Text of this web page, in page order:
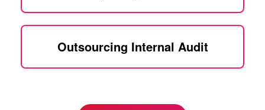
Outsourcing Internal Audit